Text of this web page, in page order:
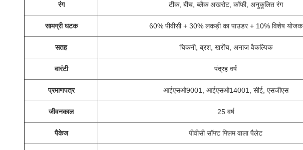
रंग टीक, बीच, ब्लैक अखरोट, कॉफी, अनुकूलित रंग
सामग्री घटक 60% पीवीसी + 30% लकड़ी का पाउडर + 10% विशेष योजक
सतह चिकनी, ब्रश, खरोंच, अनाज वैकल्पिक
वारंटी पंद्रह वर्ष
प्रमाणपत्र आईएसओ9001, आईएसओ14001, सीई, एसजीएस
जीवनकाल 25 वर्ष
पैकेज पीवीसी सॉफ्ट फ्लिम वाला पैलेट